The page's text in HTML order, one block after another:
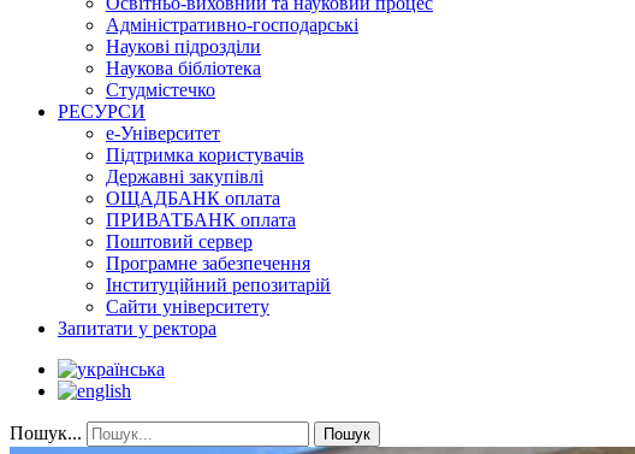
Адміністративно-господарські
Наукові підрозділи
Наукова бібліотека
Студмістечко
РЕСУРСИ
е-Університет
Підтримка користувачів
Державні закупівлі
ОЩАДБАНК оплата
ПРИВАТБАНК оплата
Поштовий сервер
Програмне забезпечення
Інституційний репозитарій
Сайти університету
Запитати у ректора
Пошук... Пошук